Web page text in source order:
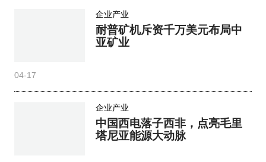
企业产业
耐普矿机斥资千万美元布局中
亚矿业
04-17
企业产业
中国西电落子西非，点亮毛里
塔尼亚能源大动脉